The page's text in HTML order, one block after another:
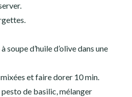
soupe d’huile d’olive dans une
et faire dorer 10 min.
de basilic, mélanger